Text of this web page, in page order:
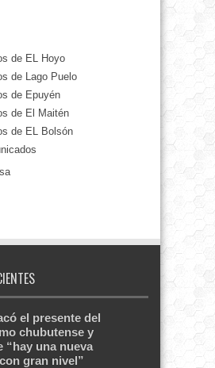
de EL Hoyo
de Lago Puelo
de Epuyén
de El Maitén
de EL Bolsón
el presente del
chubutense y
“hay una nueva
gran nivel”